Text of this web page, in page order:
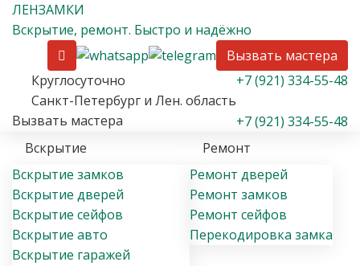
ЛЕНЗАМКИ
Вскрытие, ремонт. Быстро и надёжно
Вызвать мастера
+7 (921) 334-55-48
Круглосуточно
Санкт-Петербург и Лен. область
Вызвать мастера
+7 (921) 334-55-48
Вскрытие
Вскрытие замков
Вскрытие дверей
Вскрытие сейфов
Вскрытие авто
Вскрытие гаражей
Ремонт
Ремонт дверей
Ремонт замков
Ремонт сейфов
Перекодировка замка